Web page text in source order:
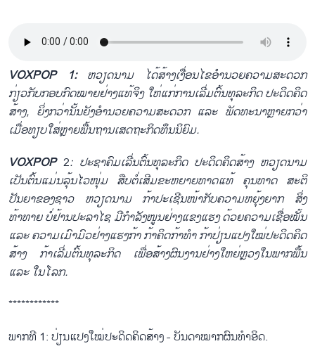
VOXPOP 1: ຫວຽດນາມ ໄດ້ສ້າງເງື່ອນໄຂອຳນວຍຄວາມສະດວກ
ກ່ຽວກັບກອບກົດໝາຍຢ່າງແທ້ຈິງ ໃຫ່ແກ່ການເລີ່ມຕົ້ນທຸລະກິດ ປະດິດຄິດ
ສ້າງ, ຍິ່ງກວ່ານັ້ນຍັງອຳນວຍຄວາມສະດວກ ແລະ ພັດທະນາຫຼາຍກວ່າ
ເມື່ອທຽບໃສ່ຫຼາຍພື້ນຖານເສດຖະກິດທຶນນິຍົມ.
VOXPOP 2: ປະຊາຄົມເລີ່ນຕົ້ນທຸລະກິດ ປະດິດຄິດສ້າງ ຫວຽດນາມ
ເປັນຕົ້ນແມ່ນລຸ້ນໄວໜຸ່ມ ສືບຕໍ່ເສີມຂະຫຍາຍທາດແທ້ ຄຸນທາດ ສະຕິ
ປັນຍາຂອງຊາວ ຫວຽດນາມ ກ້າປະເຊີນໜ້າກັບຄວາມຫຍຸ້ງຍາກ ສິ່ງ
ທ້າທາຍ ບໍ່ຢ້ານປະລາໄຊ ມີກຳລັງໜູນຢ່າງແຂງແຮງ ດ້ວຍຄວາມເຊື່ອໝັ້ນ
ແລະ ຄວາມເມົາມົວຢ່າງແຮງກ້າ ກ້າຄິດກ້າທຳ ກ້າປ່ຽນແປງໃໝ່ປະດິດຄິດ
ສ້າງ ກ້າເລີ່ມຕົ້ນທຸລະກິດ ເພື່ອສ້າງຜົນງານຢ່າງໃຫຍ່ຫຼວງໃນພາກພື້ນ
ແລະ ໃນໂລກ.
************
ພາກທີ 1: ປ່ຽນແປງໃໝ່ປະດິດຄິດສ້າງ - ບັນດາໝາກຜົນທຳອິດ.